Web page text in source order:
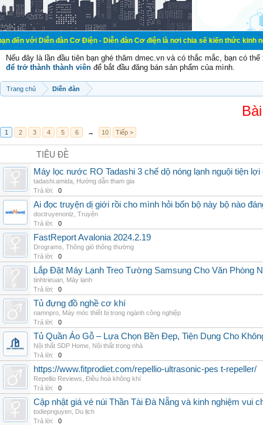
Diễn đàn Cơ Điện - Diễn đàn Cơ điện là nơi chia sẽ kiến thức kinh nghiệm
Nếu đây là lần đầu tiên bạn ghé thăm dmec.vn và có thắc mắc, bạn có
để trở thành thành viên để bắt đầu đăng bán sản phẩm của mình.
Trang chủ Diễn đàn
1 2 3 4 5 6 → 10 Tiếp >
TIÊU ĐỀ
Máy lọc nước RO Tadashi 3 chế dộ nóng lạnh nguội tiện lợi
tadashi.amida Hướng dẫn tham gia
Trả lời:
0
Ai đọc truyện dị giới rồi cho mình hỏi bốn bộ này bộ nào
doctruyenonlz Truyện
Trả lời:
0
FastReport Avalonia 2024.2.19
Drograms Thông gió thông thường
Trả lời:
0
Lắp Đặt Máy Lạnh Treo Tường Samsung Cho Văn Phòng
tinhtrieuan Máy lạnh
Trả lời:
0
Tủ đựng đồ nghề cơ khí
namnpro Máy móc thiết bị trong ngành công nghiệp
Trả lời:
0
Tủ Quần Áo Gỗ – Lựa Chọn Bền Đẹp, Tiện Dụng Cho
Nội thất SDP Home Nội thất trong nhà
Trả lời:
0
https://www.fitprodiet.com/repellio-ultrasonic-pes t-repeller/
Repellio Reviews Điều hoà không khí
Trả lời:
0
Cập nhật giá vé núi Thần Tài Đà Nẵng và kinh nghiệm vui
todiepnguyen Du lịch
Trả lời:
0